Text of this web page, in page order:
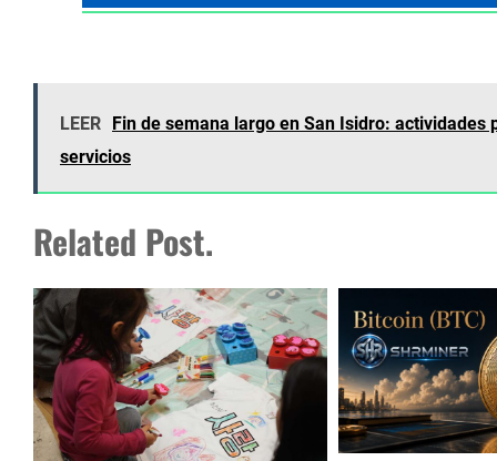
LEER Fin de semana largo en San Isidro:
servicios
Related Post.